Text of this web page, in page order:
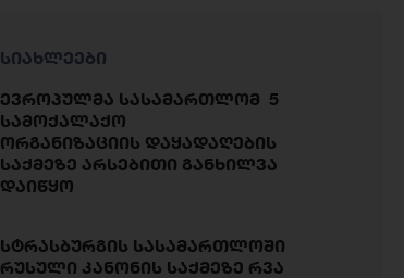
სიახლეები
ევროპულმა სასამართლომ 5
სამოქალაქო
ორგანიზაციის დაყადაღების
საქმეზე არსებითი განხილვა
დაიწყო
სტრასბურგის სასამართლოში
რუსული კანონის საქმეზე რვა